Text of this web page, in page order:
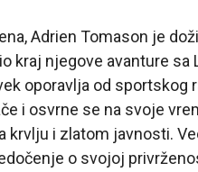
Adrien Tomason je
kraj njegove avanture sa
oporavlja od sportskog
i osvrne se na svoje
krvlju i zlatom javnosti.
o svojoj